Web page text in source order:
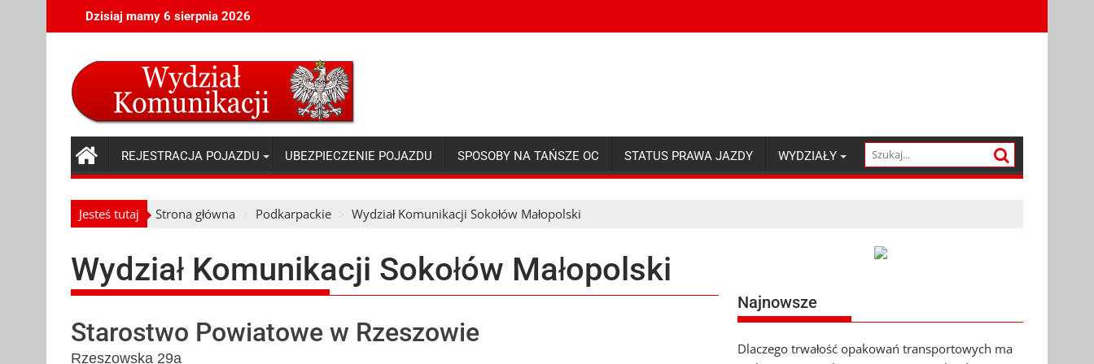
to
Dzisiaj mamy 6 sierpnia 2026
REJESTRACJA POJAZDU UBEZPIECZENIE POJAZDU SPOSOBY NA TAŃSZE OC STATUS PRAWA JAZDY WYDZIAŁY
Jesteś tutaj Strona główna Podkarpackie Wydział Komunikacji Sokołów Małopolski
Wydział Komunikacji Sokołów Małopolski
Starostwo Powiatowe w Rzeszowie
Rzeszowska 29a
Najnowsze
Dlaczego trwałość opakowań transportowych ma